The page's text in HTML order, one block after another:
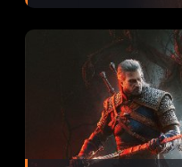
corrections dans